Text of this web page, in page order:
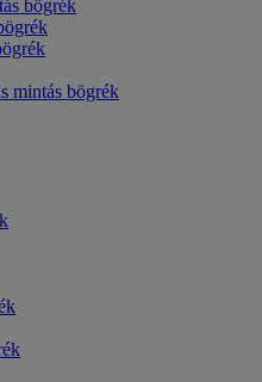
bögrék
mintás bögrék